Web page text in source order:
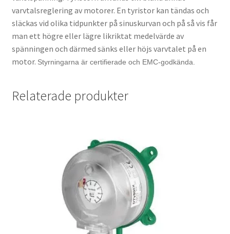
varvtalsreglering av motorer. En tyristor kan tändas och
släckas vid olika tidpunkter på sinuskurvan och på så vis får
man ett högre eller lägre likriktat medelvärde av
spänningen och därmed sänks eller höjs varvtalet på en
motor. Styrningarna är certifierade och EMC-godkända.
Relaterade produkter